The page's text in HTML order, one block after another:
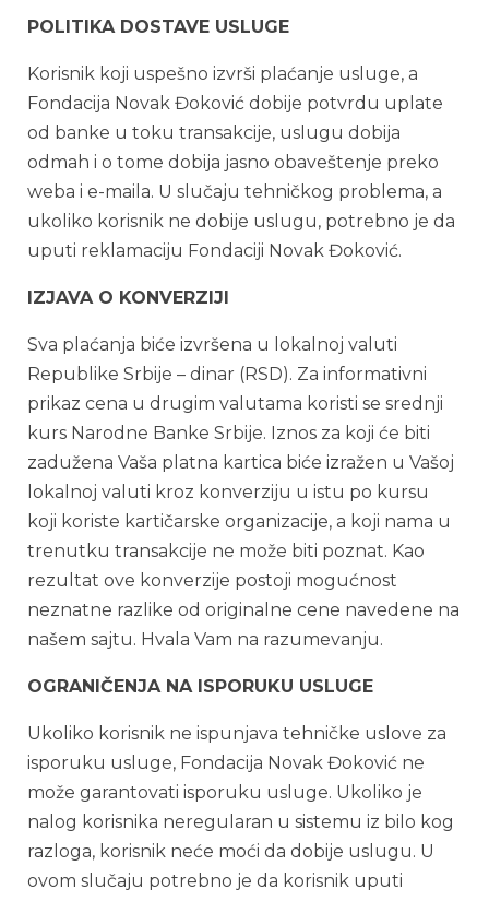
POLITIKA DOSTAVE USLUGE
Korisnik koji uspešno izvrši plaćanje usluge, a
Fondacija Novak Đoković dobije potvrdu uplate
od banke u toku transakcije, uslugu dobija
odmah i o tome dobija jasno obaveštenje preko
weba i e-maila. U slučaju tehničkog problema, a
ukoliko korisnik ne dobije uslugu, potrebno je da
uputi reklamaciju Fondaciji Novak Đoković.
IZJAVA O KONVERZIJI
Sva plaćanja biće izvršena u lokalnoj valuti
Republike Srbije – dinar (RSD). Za informativni
prikaz cena u drugim valutama koristi se srednji
kurs Narodne Banke Srbije. Iznos za koji će biti
zadužena Vaša platna kartica biće izražen u Vašoj
lokalnoj valuti kroz konverziju u istu po kursu
koji koriste kartičarske organizacije, a koji nama u
trenutku transakcije ne može biti poznat. Kao
rezultat ove konverzije postoji mogućnost
neznatne razlike od originalne cene navedene na
našem sajtu. Hvala Vam na razumevanju.
OGRANIČENJA NA ISPORUKU USLUGE
Ukoliko korisnik ne ispunjava tehničke uslove za
isporuku usluge, Fondacija Novak Đoković ne
može garantovati isporuku usluge. Ukoliko je
nalog korisnika neregularan u sistemu iz bilo kog
razloga, korisnik neće moći da dobije uslugu. U
ovom slučaju potrebno je da korisnik uputi